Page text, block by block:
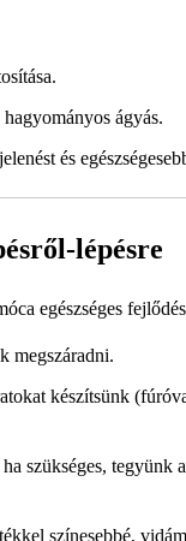
ágyás.
és
lépésre
egészséges
megszáradni.
készítsünk
szükséges,
színesebbé,